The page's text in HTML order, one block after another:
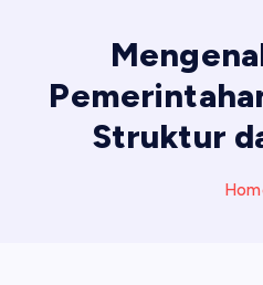
Struktur